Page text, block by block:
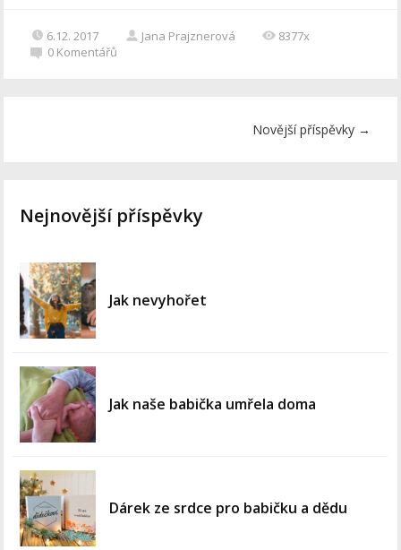
6.12. 2017 Jana Prajznerová
8377x
0 Komentářů
Novější příspěvky →
Nejnovější příspěvky
Jak nevyhořet
Jak naše babička umřela doma
Dárek ze srdce pro babičku a dědu